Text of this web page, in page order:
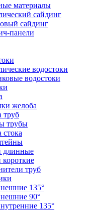
материалы
сайдинг
сайдинг
панели
водостоки
водостоки
желоба
труб
трубы
стока
длинные
труб
135°
90°
135°